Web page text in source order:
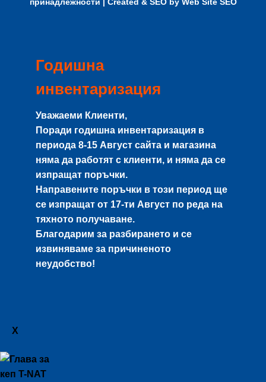
Годишна
инвентаризация
Уважаеми Клиенти,
Поради годишна инвентаризация в
периода 8-15 Август сайта и магазина
няма да работят с клиенти, и няма да се
изпращат поръчки.
Направените поръчки в този период ще
се изпращат от 17-ти Август по реда на
тяхното получаване.
Благодарим за разбирането и се
извиняваме за причиненото
неудобство!
X